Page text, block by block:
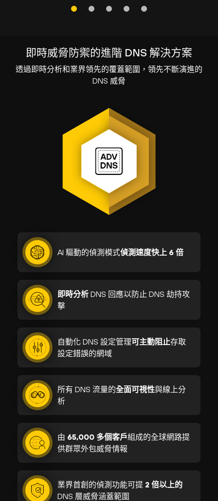
即時威脅防禦的進階 DNS 解決方案
透過即時分析和業界領先的覆蓋範圍，領先不斷演進的
DNS 威脅
AI 驅動的偵測模式偵測速度快上 6 倍
即時分析 DNS 回應以防止 DNS 劫持攻
擊
自動化 DNS 設定管理可主動阻止存取
設定錯誤的網域
所有 DNS 流量的全面可視性與線上分
析
由 65,000 多個客戶組成的全球網路提
供群眾外包威脅情報
業界首創的偵測功能可提 2 倍以上的
DNS 層威脅涵蓋範圍